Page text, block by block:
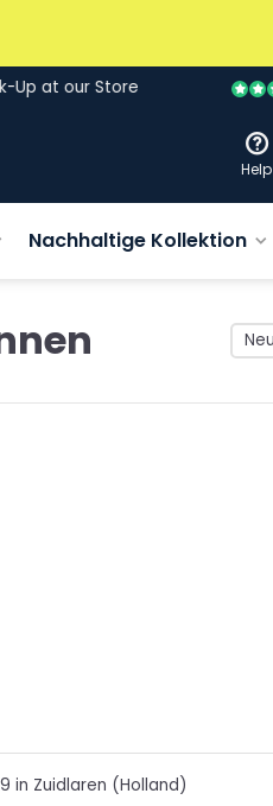
at our Store
Help
Nachhaltige Kollektion
in Zuidlaren (Holland)